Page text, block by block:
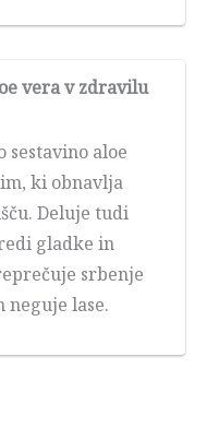
vera v zdravilu
aloe
ki obnavlja
Deluje tudi
gladke in
srbenje
neguje lase.